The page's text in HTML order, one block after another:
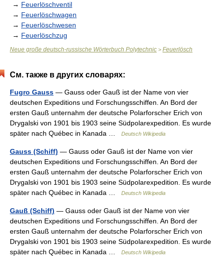
→ Feuerlöschventil
→ Feuerlöschwagen
→ Feuerlöschwesen
→ Feuerlöschzug
Neue große deutsch-russische Wörterbuch Polytechnic > Feuerlösch
См. также в других словарях:
Fugro Gauss — Gauss oder Gauß ist der Name von vier
deutschen Expeditions und Forschungsschiffen. An Bord der
ersten Gauß unternahm der deutsche Polarforscher Erich von
Drygalski von 1901 bis 1903 seine Südpolarexpedition. Es wurde
später nach Québec in Kanada …
Deutsch Wikipedia
Gauss (Schiff) — Gauss oder Gauß ist der Name von vier
deutschen Expeditions und Forschungsschiffen. An Bord der
ersten Gauß unternahm der deutsche Polarforscher Erich von
Drygalski von 1901 bis 1903 seine Südpolarexpedition. Es wurde
später nach Québec in Kanada …
Deutsch Wikipedia
Gauß (Schiff) — Gauss oder Gauß ist der Name von vier
deutschen Expeditions und Forschungsschiffen. An Bord der
ersten Gauß unternahm der deutsche Polarforscher Erich von
Drygalski von 1901 bis 1903 seine Südpolarexpedition. Es wurde
später nach Québec in Kanada …
Deutsch Wikipedia